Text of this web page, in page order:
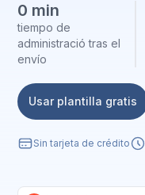
0 min
tiempo de
administració tras el
envío
Usar plantilla gratis
Sin tarjeta de crédito